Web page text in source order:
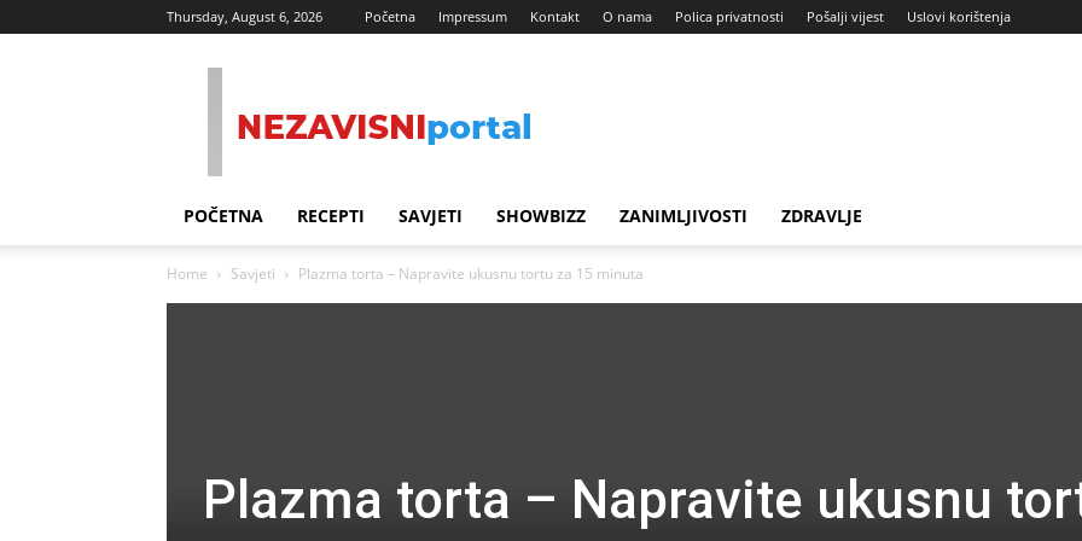
Thursday, August 6, 2026 Početna Impressum Kontakt O nama Polica privatnosti Pošalji vijest Uslovi korištenja
POČETNA RECEPTI SAVJETI SHOWBIZZ ZANIMLJIVOSTI ZDRAVLJE
Home Savjeti Plazma torta – Napravite ukusnu tortu za 15 minuta
Plazma torta – Napravite ukusnu